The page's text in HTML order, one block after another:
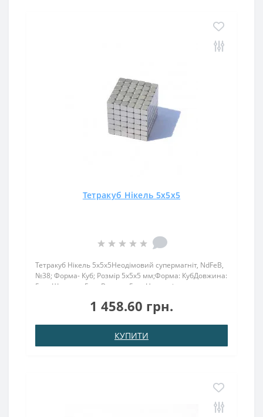
Тетракуб Нікель 5x5x5
Тетракуб Нікель 5x5x5Неодімовий супермагніт, NdFeB,
№38; Форма- Куб; Розмір 5х5х5 мм;Форма: КубДовжина:
5 ммШирина: 5 ммВисота: 5 ммНамагнічення:
Ni)Намагнічення: N38Зчеплення прибл .: 0.950
1 458.60 грн.
КУПИТИ